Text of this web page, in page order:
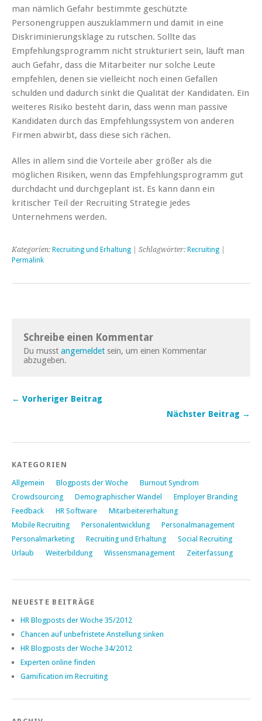
man nämlich Gefahr bestimmte geschützte
Personengruppen auszuklammern und damit in eine
Diskriminierungsklage zu rutschen. Sollte das
Empfehlungsprogramm nicht strukturiert sein, läuft man
auch Gefahr, dass die Mitarbeiter nur solche Leute
empfehlen, denen sie vielleicht noch einen Gefallen
schulden und dadurch sinkt die Qualität der Kandidaten. Ein
weiteres Risiko besteht darin, dass wenn man passive
Kandidaten durch das Empfehlungssystem von anderen
Firmen abwirbt, dass diese sich rächen.
Alles in allem sind die Vorteile aber größer als die
möglichen Risiken, wenn das Empfehlungsprogramm gut
durchdacht und durchgeplant ist. Es kann dann ein
kritischer Teil der Recruiting Strategie jedes
Unternehmens werden.
Kategorien: Recruiting und Erhaltung | Schlagwörter: Recruiting
Permalink
Schreibe einen Kommentar
Du musst angemeldet sein, um einen Kommentar
abzugeben.
← Vorheriger Beitrag
Nächster Beitrag →
KATEGORIEN
Allgemein Blogposts der Woche
Burnout Syndrom
Crowdsourcing
Demographischer Wandel
Employer Branding
Feedback
HR Software
Mitarbeitererhaltung
Mobile Recruiting
Personalentwicklung
Personalmanagement
Personalmarketing
Recruiting und Erhaltung
Social Recruiting
Urlaub
Weiterbildung Wissensmanagement Zeiterfassung
NEUESTE BEITRÄGE
HR Blogposts der Woche 35/2012
Chancen auf unbefristete Anstellung sinken
HR Blogposts der Woche 34/2012
Experten online finden
Gamification im Recruiting